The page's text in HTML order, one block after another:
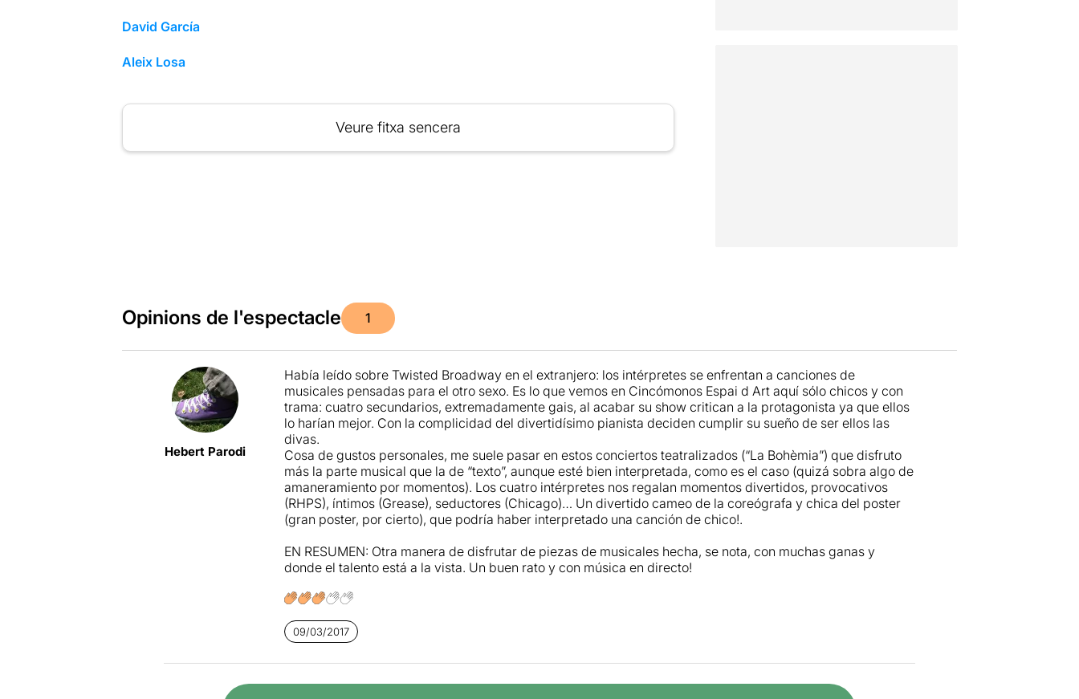
David García
Aleix Losa
Veure fitxa sencera
Opinions de l'espectacle 1
Hebert Parodi
Había leído sobre Twisted Broadway en el extranjero: los intérpretes se enfrentan a canciones de
musicales pensadas para el otro sexo. Es lo que vemos en Cincómonos Espai d Art aquí sólo chicos y con
trama: cuatro secundarios, extremadamente gais, al acabar su show critican a la protagonista ya que ellos
lo harían mejor. Con la complicidad del divertidísimo pianista deciden cumplir su sueño de ser ellos las
divas.
Cosa de gustos personales, me suele pasar en estos conciertos teatralizados (“La Bohèmia”) que disfruto
más la parte musical que la de “texto”, aunque esté bien interpretada, como es el caso (quizá sobra algo de
amaneramiento por momentos). Los cuatro intérpretes nos regalan momentos divertidos, provocativos
(RHPS), íntimos (Grease), seductores (Chicago)… Un divertido cameo de la coreógrafa y chica del poster
(gran poster, por cierto), que podría haber interpretado una canción de chico!.
EN RESUMEN: Otra manera de disfrutar de piezas de musicales hecha, se nota, con muchas ganas y
donde el talento está a la vista. Un buen rato y con música en directo!
09/03/2017